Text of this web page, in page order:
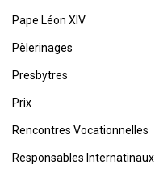
Pape Léon XIV
Pèlerinages
Presbytres
Prix
Rencontres Vocationnelles
Responsables Internatinaux